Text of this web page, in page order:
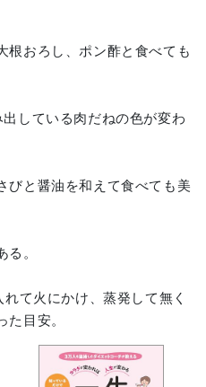
根おろし、ポン酢と食べても
している肉だねの色が変わ
びと醤油を和えて食べても美
。
て火にかけ、蒸発して無く